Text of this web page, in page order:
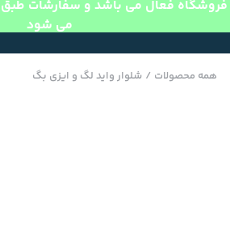
فروشگاه فعال می باشد و سفارشات طبق
می شود
همه محصولات / شلوار واید لگ و ایزی بگ